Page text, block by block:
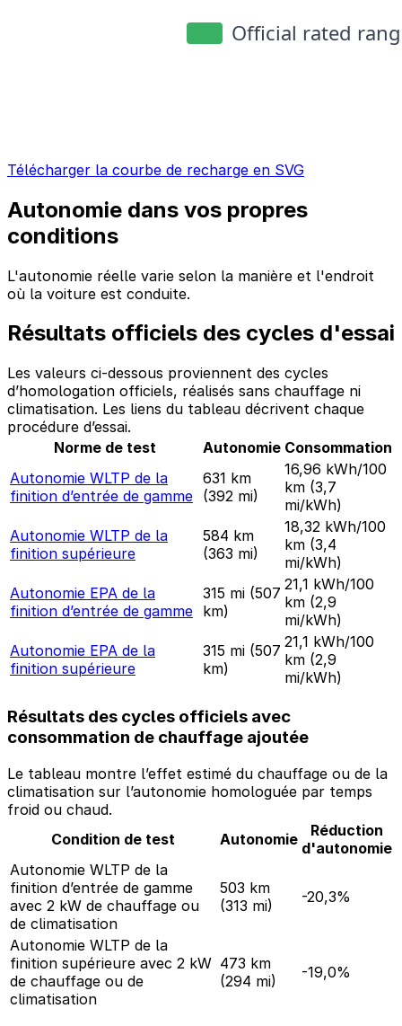
Télécharger la courbe de recharge en SVG
Autonomie dans vos propres
conditions
L'autonomie réelle varie selon la manière et l'endroit
où la voiture est conduite.
Résultats officiels des cycles d'essai
Les valeurs ci-dessous proviennent des cycles
d’homologation officiels, réalisés sans chauffage ni
climatisation. Les liens du tableau décrivent chaque
procédure d’essai.
Norme de test
Autonomie Consommation
Autonomie WLTP de la
finition d’entrée de gamme
631 km
(392 mi)
16,96 kWh/100
km (3,7
mi/kWh)
Autonomie WLTP de la
finition supérieure
584 km
(363 mi)
18,32 kWh/100
km (3,4
mi/kWh)
Autonomie EPA de la
finition d’entrée de gamme
315 mi (507
km)
21,1 kWh/100
km (2,9
mi/kWh)
Autonomie EPA de la
finition supérieure
315 mi (507
km)
21,1 kWh/100
km (2,9
mi/kWh)
Résultats des cycles officiels avec
consommation de chauffage ajoutée
Le tableau montre l’effet estimé du chauffage ou de la
climatisation sur l’autonomie homologuée par temps
froid ou chaud.
Condition de test
Autonomie
Réduction
d'autonomie
Autonomie WLTP de la
finition d’entrée de gamme
avec 2 kW de chauffage ou
de climatisation
503 km
(313 mi)
-20,3%
Autonomie WLTP de la
finition supérieure avec 2 kW
de chauffage ou de
climatisation
473 km
(294 mi)
-19,0%